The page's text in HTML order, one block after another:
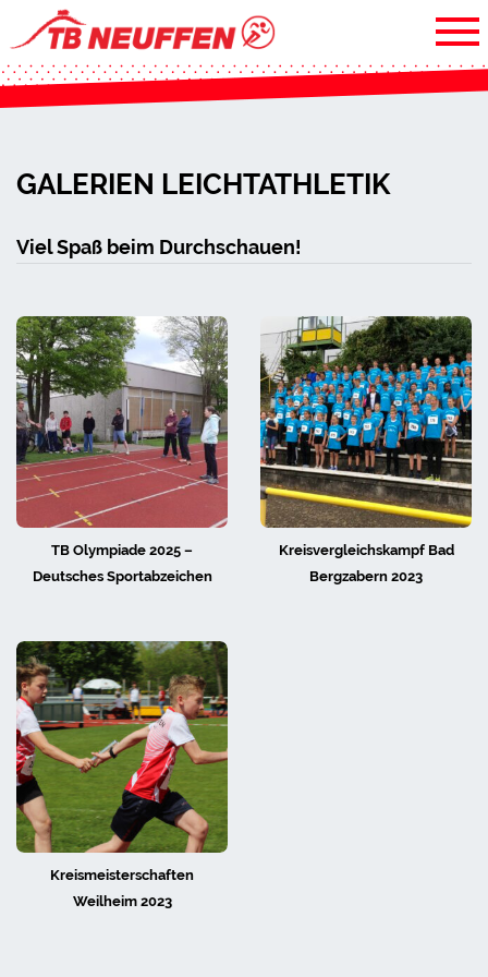
GALERIEN LEICHTATHLETIK
Viel Spaß beim Durchschauen!
TB Olympiade 2025 –
Deutsches Sportabzeichen
Kreisvergleichskampf Bad
Bergzabern 2023
Kreismeisterschaften
Weilheim 2023